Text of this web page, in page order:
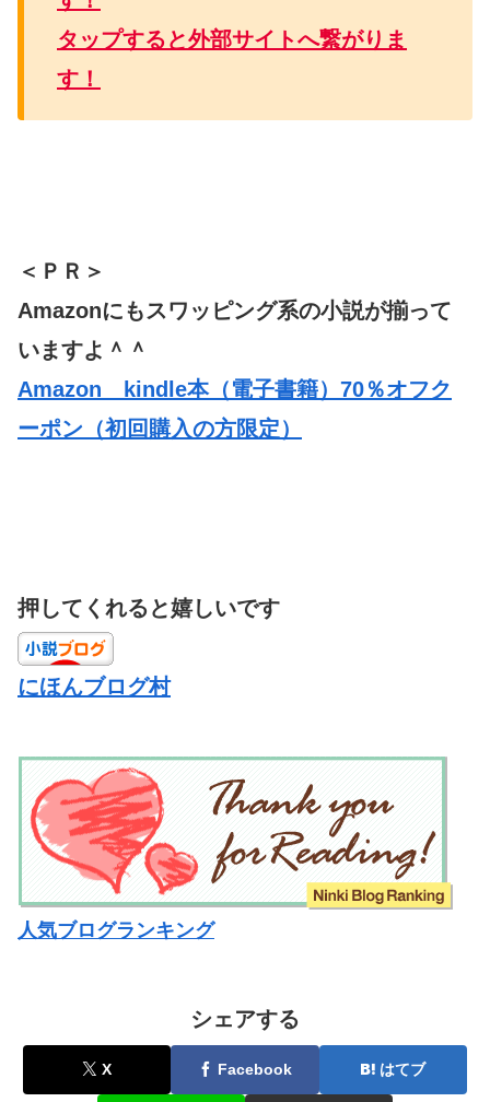
タップすると外部サイトへ繋がりま
す！
＜ＰＲ＞
Amazonにもスワッピング系の小説が揃って
いますよ＾＾
Amazon kindle本（電子書籍）70％オフク
ーポン（初回購入の方限定）
押してくれると嬉しいです
にほんブログ村
人気ブログランキング
シェアする
X Facebook はてブ